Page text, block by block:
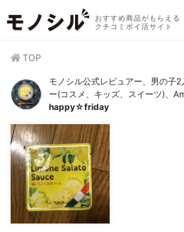
おすすめ商品がもらえる
クチコミポイ活サイト
TOP
モノシル公式レビュアー、男の子
ー(コスメ、キッズ、スイーツ)、
happy☆friday